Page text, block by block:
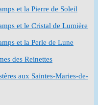
et la Pierre de Soleil
et le Cristal de Lumière
et la Perle de Lune
des Reinettes
aux Saintes-Maries-de-